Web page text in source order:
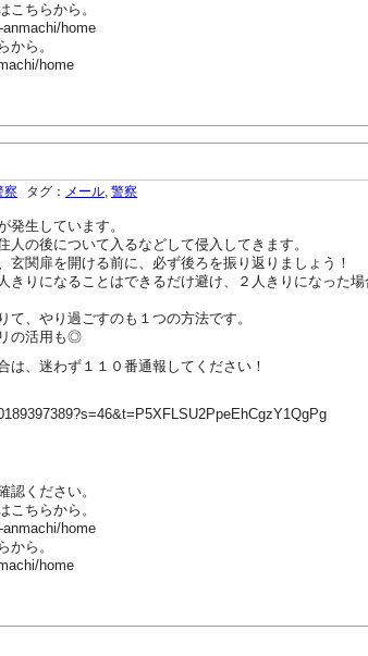
こちらから。
home
から。
home
察 タグ： メール 警察
発生しています。
の後について入るなどして侵入してきます。
関扉を開ける前に、必ず後ろを振り返りましょう！
きりになることはできるだけ避け、２人きりになった
、やり過ごすのも１つの方法です。
の活用も◎
、迷わず１１０番通報してください！
認ください。
こちらから。
home
から。
home